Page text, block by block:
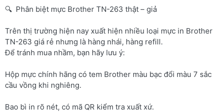
🔍 Phân biệt mực Brother TN-263 thật – giả
Trên thị trường hiện nay xuất hiện nhiều loại mực in Brother
TN-263 giá rẻ nhưng là hàng nhái, hàng refill.
Để tránh mua nhầm, bạn hãy lưu ý:
Hộp mực chính hãng có tem Brother màu bạc đổi màu 7 sắc
cầu vồng khi nghiêng.
Bao bì in rõ nét, có mã QR kiểm tra xuất xứ.